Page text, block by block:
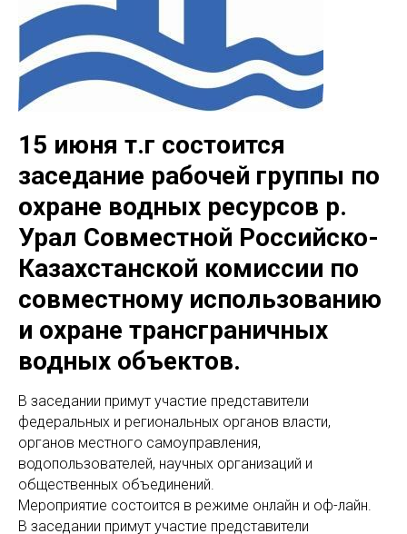
15 июня т.г состоится
заседание рабочей группы по
охране водных ресурсов р.
Урал Совместной Российско-
Казахстанской комиссии по
совместному использованию
и охране трансграничных
водных объектов.
В заседании примут участие представители
федеральных и региональных органов власти,
органов местного самоуправления,
водопользователей, научных организаций и
общественных объединений.
Мероприятие состоится в режиме онлайн и оф-лайн.
В заседании примут участие представители